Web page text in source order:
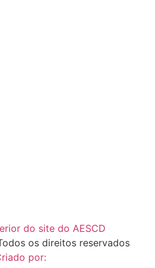
do site do AESCD
os direitos reservados
por: